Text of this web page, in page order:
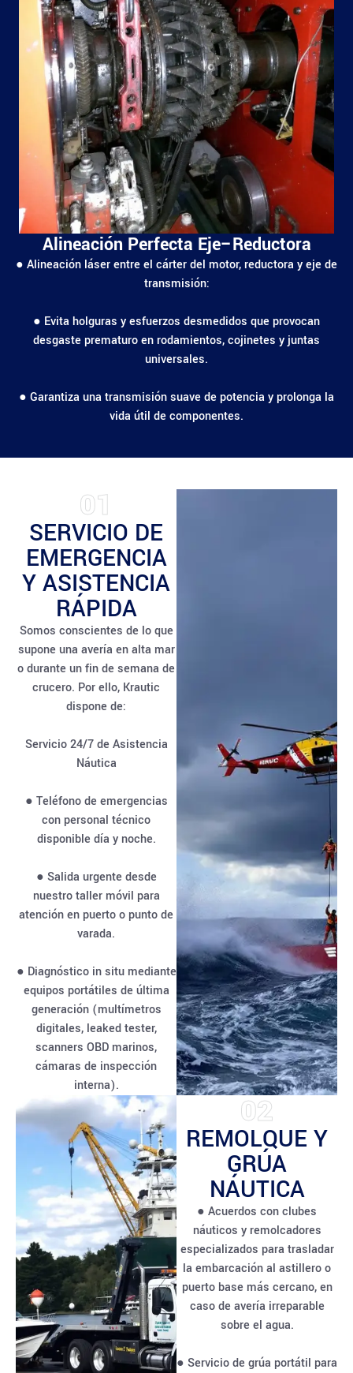
Alineación Perfecta Eje–Reductora
● Alineación láser entre el cárter del motor, reductora y eje de
transmisión:
● Evita holguras y esfuerzos desmedidos que provocan
desgaste prematuro en rodamientos, cojinetes y juntas
universales.
● Garantiza una transmisión suave de potencia y prolonga la
vida útil de componentes.
01
SERVICIO DE
EMERGENCIA
Y ASISTENCIA
RÁPIDA
Somos conscientes de lo que
supone una avería en alta mar
o durante un fin de semana de
crucero. Por ello, Krautic
dispone de:
Servicio 24/7 de Asistencia
Náutica
● Teléfono de emergencias
con personal técnico
disponible día y noche.
● Salida urgente desde
nuestro taller móvil para
atención en puerto o punto de
varada.
● Diagnóstico in situ mediante
equipos portátiles de última
generación (multímetros
digitales, leaked tester,
scanners OBD marinos,
cámaras de inspección
interna).
02
REMOLQUE Y
GRÚA
NÁUTICA
● Acuerdos con clubes
náuticos y remolcadores
especializados para trasladar
la embarcación al astillero o
puerto base más cercano, en
caso de avería irreparable
sobre el agua.
● Servicio de grúa portátil para